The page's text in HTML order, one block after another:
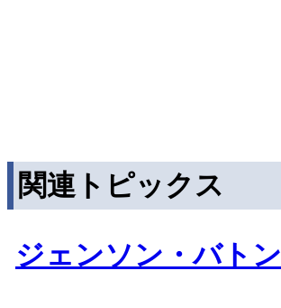
関連トピックス
ジェンソン・バトン